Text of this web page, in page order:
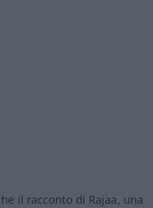
il racconto di Rajaa, una